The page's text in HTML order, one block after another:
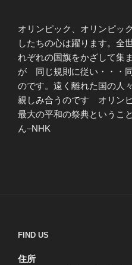
オリンピック、オリンピッ
したちの心は躍ります。
れぞれの国旗をかざして集
が 同じ規則に従い・・・
のです。遠く離れた国の人
親しみ合うのです オリン
最大の平和の祭典というこ
ん–NHK
FIND US
住所